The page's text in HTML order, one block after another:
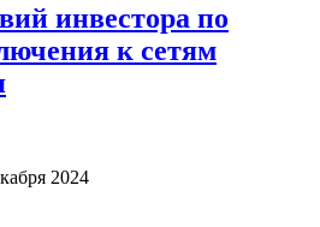
инвестора по
к сетям
2024